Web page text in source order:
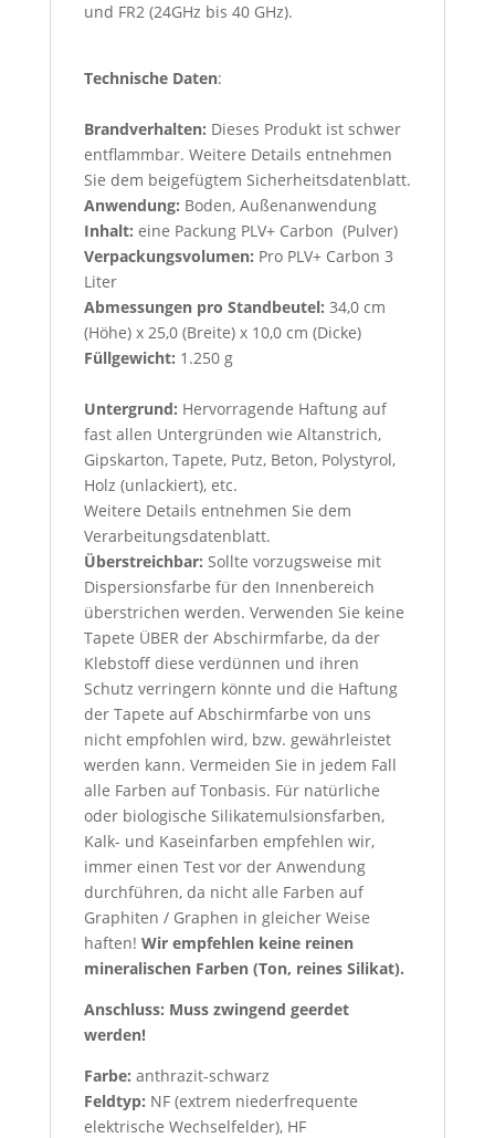
und FR2 (24GHz bis 40 GHz).
Technische Daten:
Brandverhalten: Dieses Produkt istschwer
entflammbar. Weitere Details entnehmen
Sie dem beigefügtem Sicherheitsdatenblatt.
Anwendung: Boden, Außenanwendung
Inhalt: eine Packung PLV+ Carbon (Pulver)
Verpackungsvolumen: Pro PLV+ Carbon 3
Liter
Abmessungen pro Standbeutel: 34,0 cm
(Höhe) x 25,0 (Breite) x 10,0 cm (Dicke)
Füllgewicht: 1.250 g
Untergrund: Hervorragende Haftung auf
fast allen Untergründen wie Altanstrich,
Gipskarton, Tapete, Putz, Beton, Polystyrol,
Holz (unlackiert), etc.
Weitere Details entnehmen Sie dem
Verarbeitungsdatenblatt.
Überstreichbar: Sollte vorzugsweise mit
Dispersionsfarbe für den Innenbereich
überstrichen werden. Verwenden Sie keine
Tapete ÜBER der Abschirmfarbe, da der
Klebstoff diese verdünnen und ihren
Schutz verringern könnte und die Haftung
der Tapete auf Abschirmfarbe von uns
nicht empfohlen wird, bzw. gewährleistet
werden kann. Vermeiden Sie in jedem Fall
alle Farben auf Tonbasis. Für natürliche
oder biologische Silikatemulsionsfarben,
Kalk- und Kaseinfarben empfehlen wir,
immer einen Test vor der Anwendung
durchführen, da nicht alle Farben auf
Graphiten / Graphen in gleicher Weise
haften! Wir empfehlen keine reinen
mineralischen Farben (Ton, reines Silikat).
Anschluss: Muss zwingend geerdet
werden!
Farbe: anthrazit-schwarz
Feldtyp: NF (extrem niederfrequente
elektrische Wechselfelder), HF